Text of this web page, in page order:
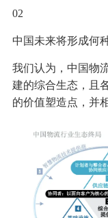
02
中国未来将形成何
我们认为，中国物
建的综合生态，且
的价值塑造点，并